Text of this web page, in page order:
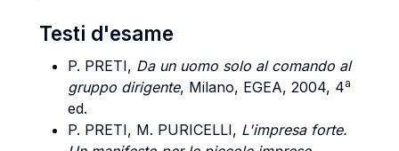
Testi d'esame
P. PRETI, Da un uomo solo al comando al
gruppo dirigente, Milano, EGEA, 2004, 4a
ed.
P. PRETI, M. PURICELLI, L'impresa forte.